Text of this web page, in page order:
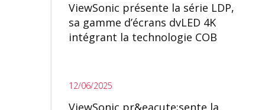
ViewSonic présente la série LDP,
sa gamme d’écrans dvLED 4K
intégrant la technologie COB
12/06/2025